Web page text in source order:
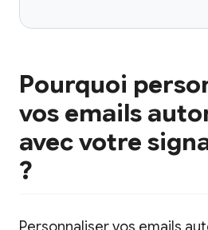
Pourquoi
vos emails
avec votre
?